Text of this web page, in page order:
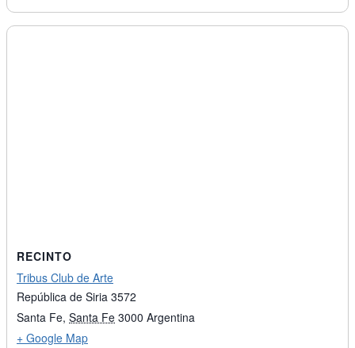
RECINTO
Tribus Club de Arte
República de Siria 3572
Santa Fe, Santa Fe 3000 Argentina
+ Google Map